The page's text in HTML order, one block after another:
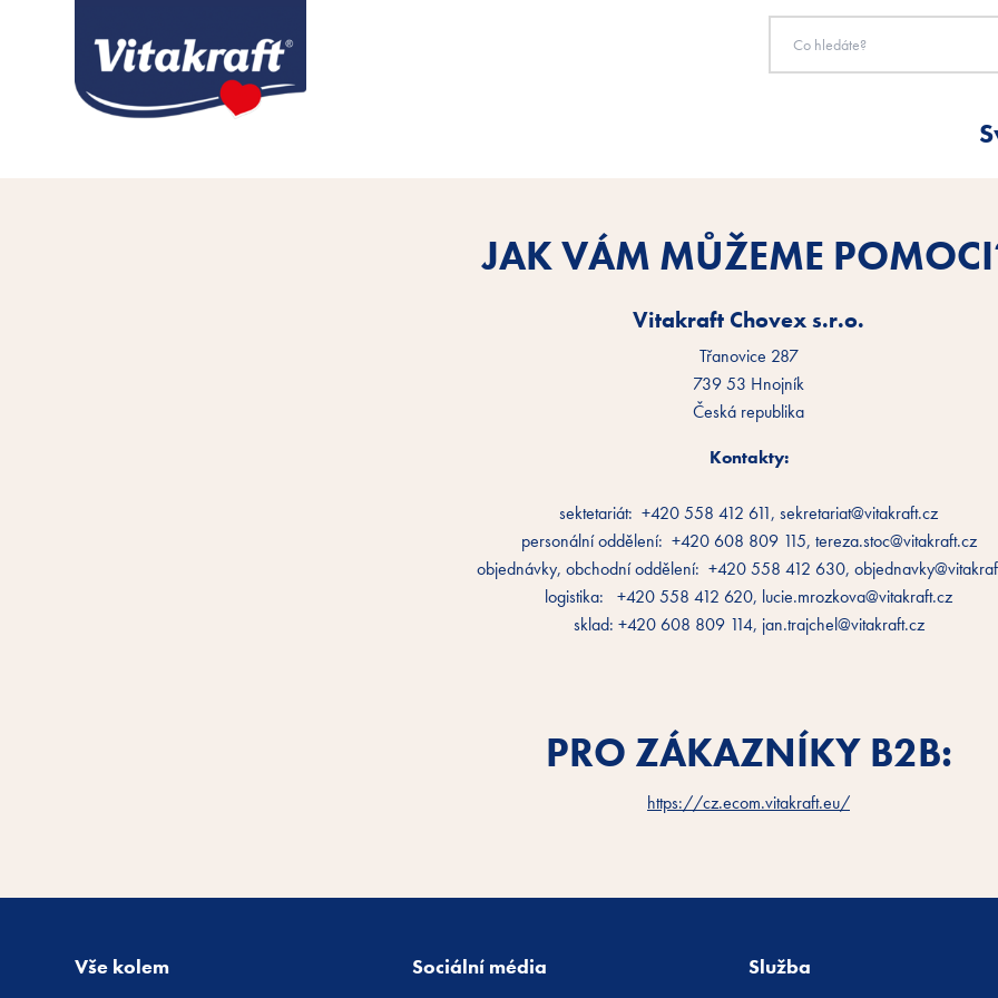
JAK VÁM MŮŽEME
Vitakraft Chovex s.r.o.
Třanovice 287
739 53 Hnojník
Česká republika
Kontakty:
sektetariát: +420 558 412 611, sekretariat@vitakraft.cz
personální oddělení: +420 608 809 115, tereza.stoc@vitakraft.cz
objednávky, obchodní oddělení: +420 558 412 630,
logistika: +420 558 412 620, lucie.mrozkova@vitakraft.cz
sklad: +420 608 809 114, jan.trajchel@vitakraft.cz
PRO ZÁKAZNÍKY B2B:
https://cz.ecom.vitakraft.eu/
Vše kolem Sociální média Služba